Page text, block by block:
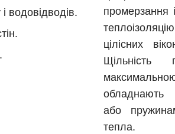
водовідводів.
промерзання
цілісних
Щільність
обладнають
або
тепла.